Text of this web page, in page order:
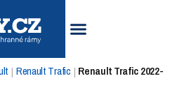
| Renault Trafic | Renault Trafic 2022-